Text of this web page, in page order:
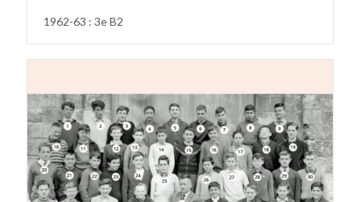
1962-63 : 3e B2